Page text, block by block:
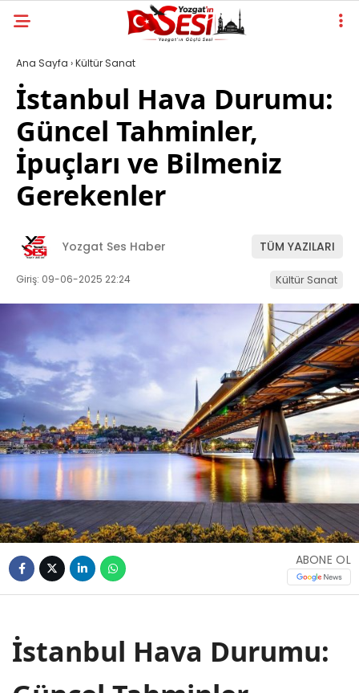
Ana Sayfa ›Kültür Sanat
İstanbul Hava Durumu:
Güncel Tahminler,
İpuçları ve Bilmeniz
Gerekenler
Yozgat Ses Haber TÜM YAZILARI
Giriş: 09-06-2025 22:24 Kültür Sanat
ABONE OL
İstanbul Hava Durumu: